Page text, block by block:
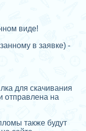
виде!
в заявке) -
для скачивания
отправлена на
также будут